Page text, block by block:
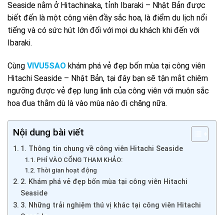
Seaside nằm ở Hitachinaka, tỉnh Ibaraki – Nhật Bản được
biết đến là một công viên đầy sắc hoa, là điểm du lịch nổi
tiếng và có sức hút lớn đối với mọi du khách khi đến với
Ibaraki.
Cùng VIVU5SAO khám phá vẻ đẹp bốn mùa tại công viên
Hitachi Seaside – Nhật Bản, tại đây bạn sẽ tận mắt chiêm
ngưỡng được vẻ đẹp lung linh của công viên với muôn sắc
hoa đua thắm dù là vào mùa nào đi chăng nữa.
Nội dung bài viết
1. Thông tin chung về công viên Hitachi Seaside
PHÍ VÀO CỔNG THAM KHẢO:
Thời gian hoạt động
2. Khám phá vẻ đẹp bốn mùa tại công viên Hitachi
Seaside
3. Những trải nghiệm thú vị khác tại công viên Hitachi